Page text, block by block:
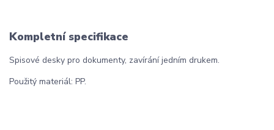
Kompletní specifikace
Spisové desky pro dokumenty, zavírání jedním drukem.
Použitý materiál: PP.